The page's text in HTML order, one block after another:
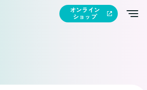
オンライン
ショップ